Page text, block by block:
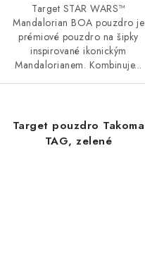
Target STAR WARS™
Mandalorian BOA pouzdro je
prémiové pouzdro na šipky
inspirované ikonickým
Mandalorianem. Kombinuje...
Target pouzdro Takoma
TAG, zelené